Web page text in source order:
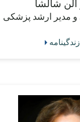
آلن شالشا
و مدیر ارشد پزشکی
زندگینامه